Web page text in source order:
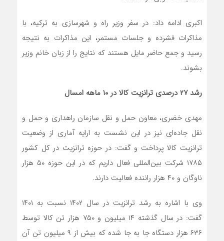
اکبری ادامه داد: در سفر وزیر راه و شهرسازی به ترکیه، با
مذاکرات فشرده و جلسات مستمر، این مذاکرات به نتیجه
رسید و جمع حاضر مایل هستند که نتایج را از زبان خانم وزیر
بشوند.
رشد ۲۷ درصدی ترانزیت کالا در ۱۰ ماهه امسال
مهدی خضری، معاون حمل و نقل سازمان راهداری و حمل و
نقل جاده‌ای نیز در این نشست به ارایه آماری از وضعیت
ترانزیت کالا پرداخت و گفت: در حوزه ترانزیت در کل کشور
١٧٨۵ شرکت بین‌المللی فعال داریم که در این حوزه ۵٠ هزار
ناوگان و ۴٠ هزار راننده فعالیت دارند.
وی با اشاره به رشد ترانزیت در سال ١۴٠٢ نسبت به ١۴٠١
گفت: در سال گذشته ١۴ میلیون و ٧۵٠ هزار تن کالا توسط
۶٣۶ هزار دستگاه جا به جا شده که بیش از ٩ میلیون تن آن